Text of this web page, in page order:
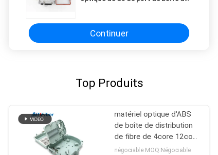
Continuer
Top Produits
matériel optique d'ABS
de boîte de distribution
de fibre de 4core 12core
24core 48core
négociable MOQ:Négociable